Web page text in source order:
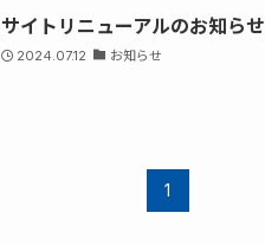
サイトリニューアルのお知らせ
2024.07.12 お知らせ
1